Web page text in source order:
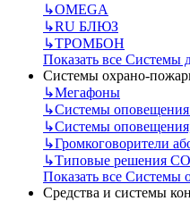
↳OMEGA
↳RU БЛЮЗ
↳ТРОМБОН
Показать все Системы
Системы охрано-
↳Мегафоны
↳Системы
↳Системы
↳Громкоговорители
↳Типовые решения
Показать все
Средства и системы